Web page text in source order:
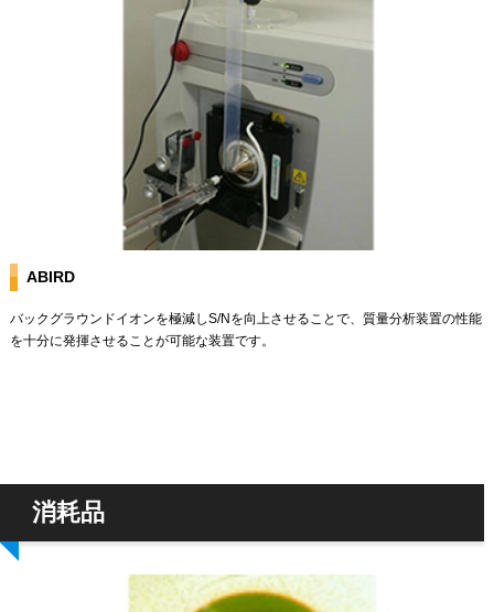
ABIRD
バックグラウンドイオンを極減しS/Nを向上させることで、質量分析装置の性能
を十分に発揮させることが可能な装置です。
消耗品